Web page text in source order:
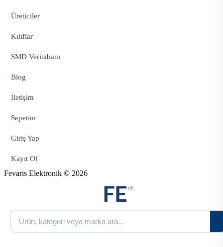
Üreticiler
Kılıflar
SMD Veritabanı
Blog
İletişim
Sepetim
Giriş Yap
Kayıt Ol
Fevaris Elektronik © 2026